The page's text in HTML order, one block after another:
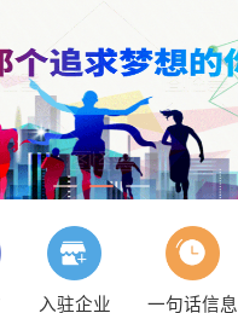
入驻企业 一句话信息